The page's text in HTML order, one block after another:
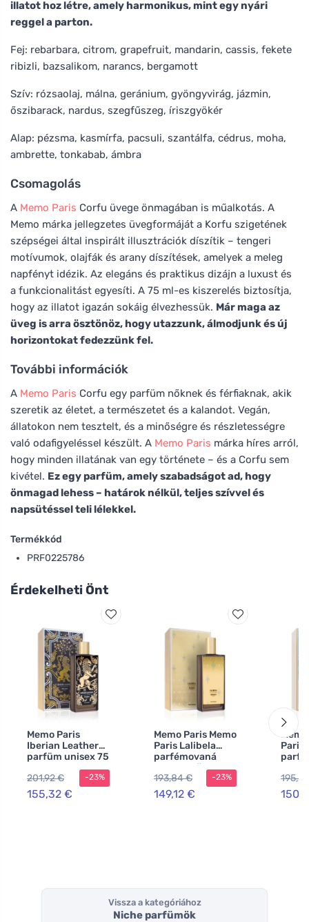
illatot hoz létre, amely harmonikus, mint egy nyári
reggel a parton.
Fej: rebarbara, citrom, grapefruit, mandarin, cassis, fekete
ribizli, bazsalikom, narancs, bergamott
Szív: rózsaolaj, málna, geránium, gyöngyvirág, jázmin,
őszibarack, nardus, szegfűszeg, íriszgyökér
Alap: pézsma, kasmírfa, pacsuli, szantálfa, cédrus, moha,
ambrette, tonkabab, ámbra
Csomagolás
A Memo Paris Corfu üvege önmagában is műalkotás. A
Memo márka jellegzetes üvegformáját a Korfu szigetének
szépségei által inspirált illusztrációk díszítik – tengeri
motívumok, olajfák és arany díszítések, amelyek a meleg
napfényt idézik. Az elegáns és praktikus dizájn a luxust és
a funkcionalitást egyesíti. A 75 ml-es kiszerelés biztosítja,
hogy az illatot igazán sokáig élvezhessük. Már maga az
üveg is arra ösztönöz, hogy utazzunk, álmodjunk és új
horizontokat fedezzünk fel.
További információk
A Memo Paris Corfu egy parfüm nőknek és férfiaknak, akik
szeretik az életet, a természetet és a kalandot. Vegán,
állatokon nem tesztelt, és a minőségre és részletességre
való odafigyeléssel készült. A Memo Paris márka híres arról,
hogy minden illatának van egy története – és a Corfu sem
kivétel. Ez egy parfüm, amely szabadságot ad, hogy
önmagad lehess – határok nélkül, teljes szívvel és
napsütéssel teli lélekkel.
Termékkód
PRF0225786
Érdekelheti Önt
Memo Paris
Iberian Leather
parfüm unisex 75
201,92 €
155,32 €
-23%
Memo Paris Memo
Paris Lalibela
parfémovaná
voda pro ženy
193,84 €
149,12 €
-23%
Paris
Vissza a kategóriához
Niche parfümök